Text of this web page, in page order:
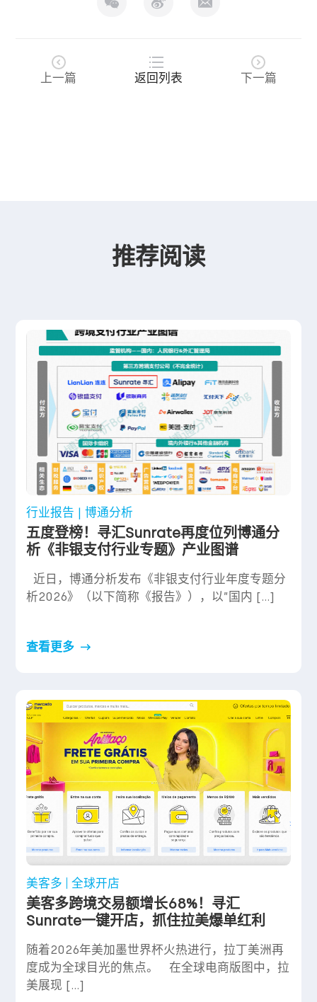
上一篇 返回列表 下一篇
推荐阅读
行业报告 | 博通分析
五度登榜！寻汇Sunrate再度位列博通分
析《非银支付行业专题》产业图谱
近日，博通分析发布《非银支付行业年度专题分
析2026》（以下简称《报告》），以”国内 […]
查看更多
美客多 全球开店
美客多跨境交易额增长68%！寻汇
Sunrate一键开店，抓住拉美爆单红利
随着2026年美加墨世界杯火热进行，拉丁美洲再
度成为全球目光的焦点。 在全球电商版图中，拉
美展现 […]